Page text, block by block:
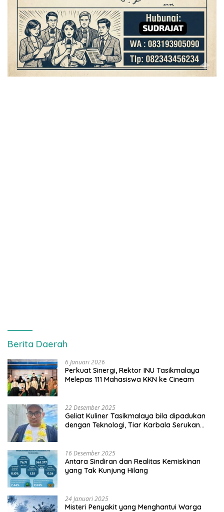
Berita Daerah
6 Januari 2026
Perkuat Sinergi, Rektor INU Tasikmalaya
Melepas 111 Mahasiswa KKN ke Cineam
22 Desember 2025
Geliat Kuliner Tasikmalaya bila dipadukan
dengan Teknologi, Tiar Karbala Serukan
16 Desember 2025
Antara Sindiran dan Realitas Kemiskinan
yang Tak Kunjung Hilang
24 Januari 2025
Misteri Penyakit yang Menghantui Warga